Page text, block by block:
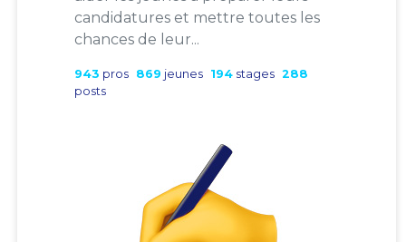
candidatures et mettre toutes les
chances de leur...
943 pros 869 jeunes 194 stages 288
posts